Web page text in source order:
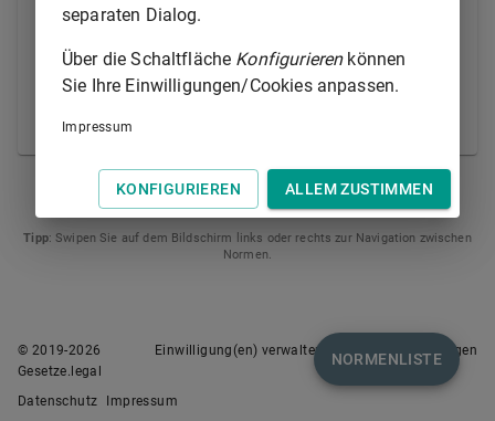
2.
auf dem Weg zu Versammlungen mit sich
hinzuschaffen oder sie zur Verwendung bei
Versammlungen bereitzuhalten oder zu
verteilen.
ART. 7
Tipp: Swipen Sie auf dem Bildschirm links oder rechts zur Navigation zwischen
Normen.
NORMENLISTE
© 2019-2026
Gesetze.legal
Einwilligung(en) verwalten Nutzungsbedingungen
Datenschutz Impressum
separaten Dialog.
Über die Schaltfläche Konfigurierenkönnen
Sie Ihre Einwilligungen/Cookies anpassen.
Impressum
KONFIGURIEREN ALLEM ZUSTIMMEN